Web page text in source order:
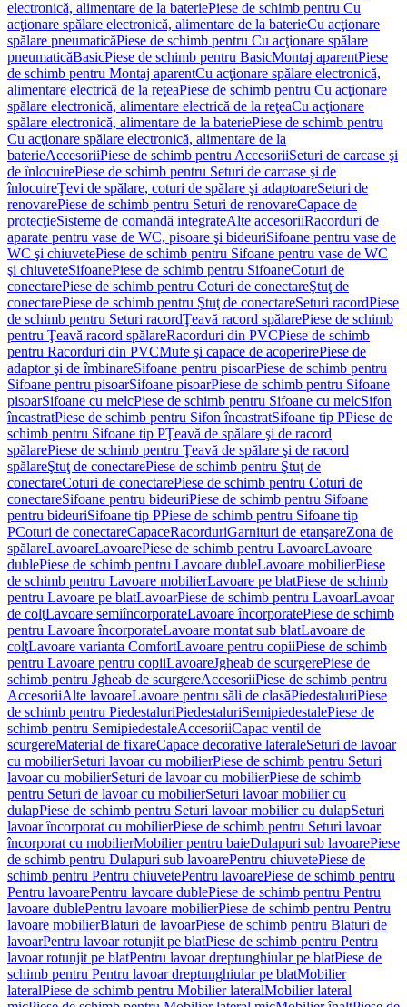
electronică, alimentare de la bateriePiese de schimb pentru Cu
acţionare spălare electronică, alimentare de la baterieCu acţionare
spălare pneumaticăPiese de schimb pentru Cu acţionare spălare
pneumaticăBasicPiese de schimb pentru BasicMontaj aparentPiese
de schimb pentru Montaj aparentCu acţionare spălare electronică,
alimentare electrică de la reţeaPiese de schimb pentru Cu acţionare
spălare electronică, alimentare electrică de la reţeaCu acţionare
spălare electronică, alimentare de la bateriePiese de schimb pentru
Cu acţionare spălare electronică, alimentare de la
baterieAccesoriiPiese de schimb pentru AccesoriiSeturi de carcase şi
de înlocuirePiese de schimb pentru Seturi de carcase şi de
înlocuireŢevi de spălare, coturi de spălare şi adaptoareSeturi de
renovarePiese de schimb pentru Seturi de renovareCapace de
protecţieSisteme de comandă integrateAlte accesoriiRacorduri de
aparate pentru vase de WC, pisoare şi bideuriSifoane pentru vase de
WC şi chiuvetePiese de schimb pentru Sifoane pentru vase de WC
şi chiuveteSifoanePiese de schimb pentru SifoaneCoturi de
conectarePiese de schimb pentru Coturi de conectareŞtuţ de
conectarePiese de schimb pentru Ştuţ de conectareSeturi racordPiese
de schimb pentru Seturi racordŢeavă racord spălarePiese de schimb
pentru Ţeavă racord spălareRacorduri din PVCPiese de schimb
pentru Racorduri din PVCMufe şi capace de acoperirePiese de
adaptor şi de îmbinareSifoane pentru pisoarPiese de schimb pentru
Sifoane pentru pisoarSifoane pisoarPiese de schimb pentru Sifoane
pisoarSifoane cu melcPiese de schimb pentru Sifoane cu melcSifon
încastratPiese de schimb pentru Sifon încastratSifoane tip PPiese de
schimb pentru Sifoane tip PŢeavă de spălare şi de racord
spălarePiese de schimb pentru Ţeavă de spălare şi de racord
spălareŞtuţ de conectarePiese de schimb pentru Ştuţ de
conectareCoturi de conectarePiese de schimb pentru Coturi de
conectareSifoane pentru bideuriPiese de schimb pentru Sifoane
pentru bideuriSifoane tip PPiese de schimb pentru Sifoane tip
PCoturi de conectareCapaceRacorduriGarnituri de etanşareZona de
spălareLavoareLavoarePiese de schimb pentru LavoareLavoare
dublePiese de schimb pentru Lavoare dubleLavoare mobilierPiese
de schimb pentru Lavoare mobilierLavoare pe blatPiese de schimb
pentru Lavoare pe blatLavoarPiese de schimb pentru LavoarLavoar
de colţLavoare semiîncorporateLavoare încorporatePiese de schimb
pentru Lavoare încorporateLavoare montat sub blatLavoare de
colţLavoare varianta ComfortLavoare pentru copiiPiese de schimb
pentru Lavoare pentru copiiLavoareJgheab de scurgerePiese de
schimb pentru Jgheab de scurgereAccesoriiPiese de schimb pentru
AccesoriiAlte lavoareLavoare pentru săli de clasăPiedestaluriPiese
de schimb pentru PiedestaluriPiedestaluriSemipiedestalePiese de
schimb pentru SemipiedestaleAccesoriiCapac ventil de
scurgereMaterial de fixareCapace decorative lateraleSeturi de lavoar
cu mobilierSeturi lavoar cu mobilierPiese de schimb pentru Seturi
lavoar cu mobilierSeturi de lavoar cu mobilierPiese de schimb
pentru Seturi de lavoar cu mobilierSeturi lavoar mobilier cu
dulapPiese de schimb pentru Seturi lavoar mobilier cu dulapSeturi
lavoar încorporat cu mobilierPiese de schimb pentru Seturi lavoar
încorporat cu mobilierMobilier pentru baieDulapuri sub lavoarePiese
de schimb pentru Dulapuri sub lavoarePentru chiuvetePiese de
schimb pentru Pentru chiuvetePentru lavoarePiese de schimb pentru
Pentru lavoarePentru lavoare dublePiese de schimb pentru Pentru
lavoare dublePentru lavoare mobilierPiese de schimb pentru Pentru
lavoare mobilierBlaturi de lavoarPiese de schimb pentru Blaturi de
lavoarPentru lavoar rotunjit pe blatPiese de schimb pentru Pentru
lavoar rotunjit pe blatPentru lavoar dreptunghiular pe blatPiese de
schimb pentru Pentru lavoar dreptunghiular pe blatMobilier
lateralPiese de schimb pentru Mobilier lateralMobilier lateral